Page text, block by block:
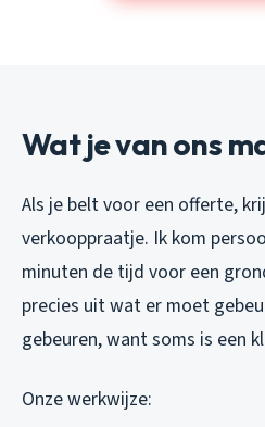
Wat je van ons
Als je belt voor een offerte,
verkooppraatje. Ik kom
minuten de tijd voor een
precies uit wat er moet
gebeuren, want soms is een
Onze werkwijze: